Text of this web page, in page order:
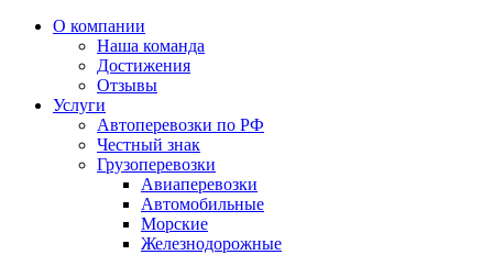
О компании
Наша команда
Достижения
Отзывы
Услуги
Автоперевозки по РФ
Честный знак
Грузоперевозки
Авиаперевозки
Автомобильные
Морские
Железнодорожные